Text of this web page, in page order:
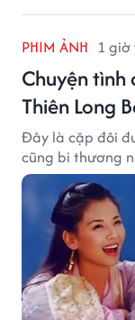
PHIM ẢNH 1
Chuyện
Thiên Long
Đây là cặp đôi
cũng bi thương